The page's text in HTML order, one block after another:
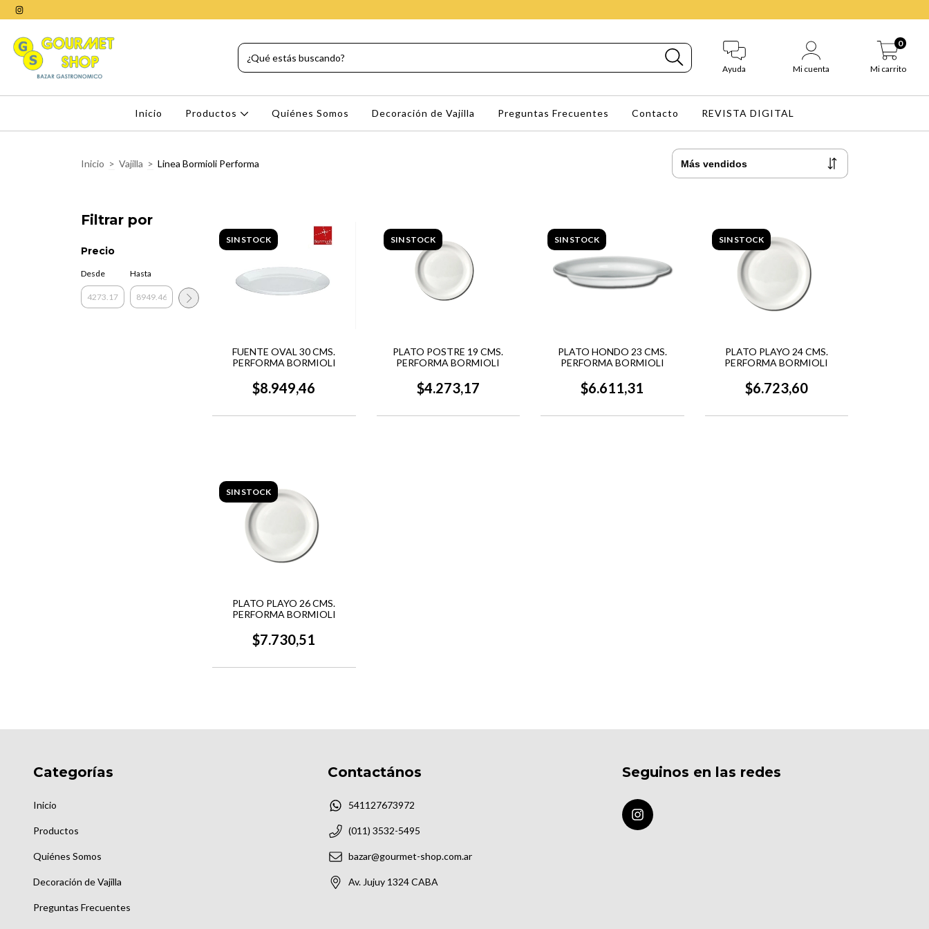
Ayuda Mi cuenta Mi carrito
0
Inicio Productos Quiénes Somos Decoración de Vajilla Preguntas Frecuentes Contacto REVISTA DIGITAL
Inicio > Vajilla > Linea Bormioli Performa
Filtrar por
Precio
Desde Hasta
SIN STOCK
FUENTE OVAL 30 CMS.
PERFORMA BORMIOLI
$8.949,46
SIN STOCK
PLATO POSTRE 19 CMS.
PERFORMA BORMIOLI
$4.273,17
SIN STOCK
PLATO HONDO 23 CMS.
PERFORMA BORMIOLI
$6.611,31
SIN STOCK
PLATO PLAYO 24 CMS.
PERFORMA BORMIOLI
$6.723,60
SIN STOCK
PLATO PLAYO 26 CMS.
PERFORMA BORMIOLI
$7.730,51
Categorías
Inicio
Productos
Quiénes Somos
Decoración de Vajilla
Preguntas Frecuentes
Contactános
541127673972
(011) 3532-5495
bazar@gourmet-shop.com.ar
Av. Jujuy 1324 CABA
Seguinos en las redes